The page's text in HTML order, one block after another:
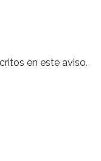
en este aviso.